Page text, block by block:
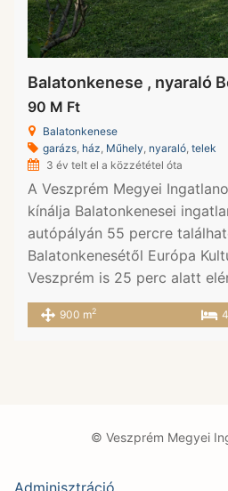
Balatonkenese , nyaraló
90 M Ft
Balatonkenese
garázs ház Műhely nyaraló telek
3 év telt el a közzététel óta
A Veszprém Megyei
kínálja Balatonkenesei
autópályán 55 percre
Balatonkenesétől Európa
Veszprém is 25 perc alatt
900 m2 4
© Veszprém Megyei
Adminisztráció